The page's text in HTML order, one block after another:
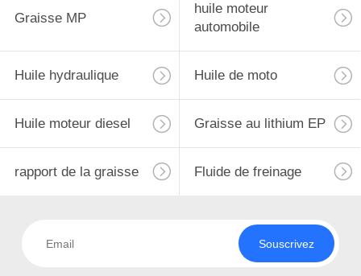
Graisse MP
huile moteur
automobile
Huile hydraulique Huile de moto
Huile moteur diesel Graisse au lithium EP
rapport de la graisse Fluide de freinage
Souscrivez